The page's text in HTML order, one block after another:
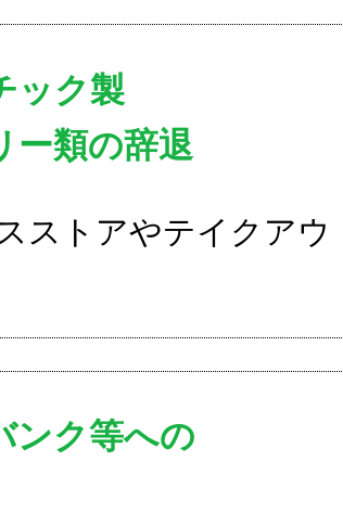
ック製
ー類の辞退
ストアやテイクア
ンク等への